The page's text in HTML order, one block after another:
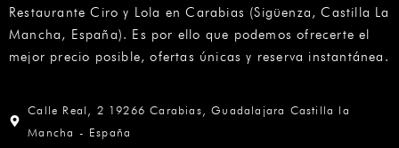
Restaurante Ciro y Lola en Carabias (Sigüenza, Castilla La
Mancha, España). Es por ello que podemos ofrecerte el
mejor precio posible, ofertas únicas y reserva instantánea.
Calle Real, 2 19266 Carabias, Guadalajara Castilla la
Mancha - España